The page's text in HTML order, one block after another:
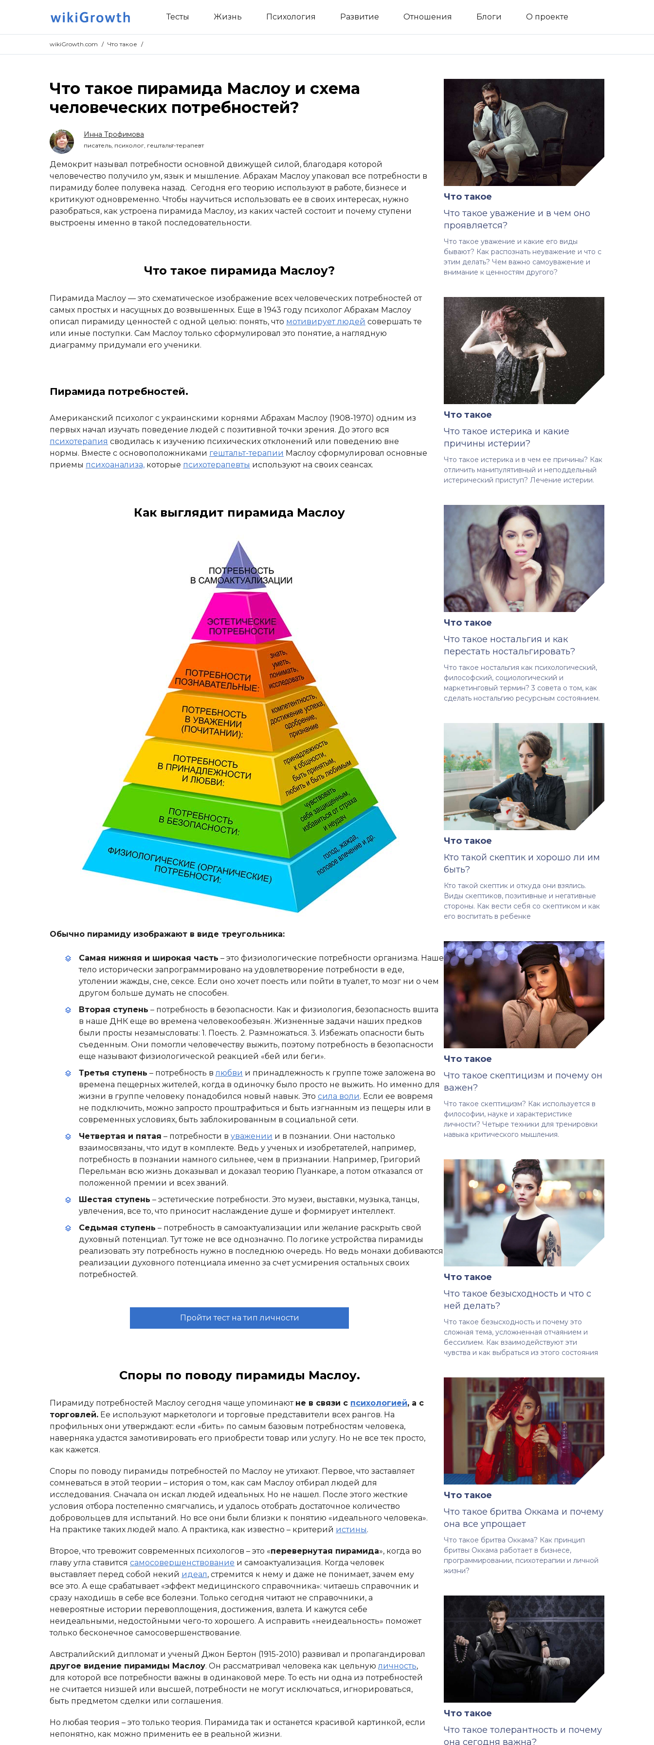
Тесты Жизнь Психология Развитие Отношения Блоги О проекте
wikiGrowth.com / Что такое /
Что такое пирамида Маслоу и схема
человеческих потребностей?
Инна Трофимова
писатель, психолог, гештальт-терапевт
Демокрит называл потребности основной движущей силой, благодаря которой
человечество получило ум, язык и мышление. Абрахам Маслоу упаковал все потребности в
пирамиду более полувека назад. Сегодня его теорию используют в работе, бизнесе и
критикуют одновременно. Чтобы научиться использовать ее в своих интересах, нужно
разобраться, как устроена пирамида Маслоу, из каких частей состоит и почему ступени
выстроены именно в такой последовательности.
Что такое пирамида Маслоу?
Пирамида Маслоу — это схематическое изображение всех человеческих потребностей от
самых простых и насущных до возвышенных. Еще в 1943 году психолог Абрахам Маслоу
описал пирамиду ценностей с одной целью: понять, что мотивирует людей совершать те
или иные поступки. Сам Маслоу только сформулировал это понятие, а наглядную
диаграмму придумали его ученики.
Пирамида потребностей.
Американский психолог с украинскими корнями Абрахам Маслоу (1908-1970) одним из
первых начал изучать поведение людей с позитивной точки зрения. До этого вся
психотерапия сводилась к изучению психических отклонений или поведению вне
нормы. Вместе с основоположниками гештальт-терапии Маслоу сформулировал основные
приемы психоанализа, которые психотерапевты используют на своих сеансах.
Как выглядит пирамида Маслоу
Обычно пирамиду изображают в виде треугольника:
Самая нижняя и широкая часть – это физиологические потребности организма. Наше
тело исторически запрограммировано на удовлетворение потребности в еде,
утолении жажды, сне, сексе. Если оно хочет поесть или пойти в туалет, то мозг ни о чем
другом больше думать не способен.
Вторая ступень – потребность в безопасности. Как и физиология, безопасность вшита
в наше ДНК еще во времена человекообезьян. Жизненные задачи наших предков
были просты незамысловаты: 1. Поесть. 2. Размножаться. 3. Избежать опасности быть
съеденным. Они помогли человечеству выжить, поэтому потребность в безопасности
еще называют физиологической реакцией «бей или беги».
Третья ступень – потребность влюбви и принадлежность к группе тоже заложена во
времена пещерных жителей, когда в одиночку было просто не выжить. Но именно для
жизни в группе человеку понадобился новый навык. Это сила воли. Если ее вовремя
не подключить, можно запросто проштрафиться и быть изгнанным из пещеры или в
современных условиях, быть заблокированным в социальной сети.
Четвертая и пятая – потребности в уважении и в познании. Они настолько
взаимосвязаны, что идут в комплекте. Ведь у ученых и изобретателей, например,
потребность в познании намного сильнее, чем в признании. Например, Григорий
Перельман всю жизнь доказывал и доказал теорию Пуанкаре, а потом отказался от
положенной премии и всех званий.
Шестая ступень – эстетические потребности. Это музеи, выставки, музыка, танцы,
увлечения, все то, что приносит наслаждение душе и формирует интеллект.
Седьмая ступень – потребность в самоактуализации или желание раскрыть свой
духовный потенциал. Тут тоже не все однозначно. По логике устройства пирамиды
реализовать эту потребность нужно в последнюю очередь. Но ведь монахи добиваются
реализации духовного потенциала именно за счет усмирения остальных своих
потребностей.
Пройти тест на тип личности
Споры по поводу пирамиды Маслоу.
Пирамиду потребностей Маслоу сегодня чаще упоминают не в связи с психологией, а с
торговлей. Ее используют маркетологи и торговые представители всех рангов. На
профильных они утверждают: если «бить» по самым базовым потребностям человека,
наверняка удастся замотивировать его приобрести товар или услугу. Но не все тек просто,
как кажется.
Споры по поводу пирамиды потребностей по Маслоу не утихают. Первое, что заставляет
сомневаться в этой теории – история о том, как сам Маслоу отбирал людей для
исследования. Сначала он искал людей идеальных. Но не нашел. После этого жесткие
условия отбора постепенно смягчались, и удалось отобрать достаточное количество
добровольцев для испытаний. Но все они были близки к понятию «идеального человека».
На практике таких людей мало. А практика, как известно – критерий истины.
Второе, что тревожит современных психологов – это «перевернутая пирамида», когда во
главу угла ставится самосовершенствование и самоактуализация. Когда человек
выставляет перед собой некий идеал, стремится к нему и даже не понимает, зачем ему
все это. А еще срабатывает «эффект медицинского справочника»: читаешь справочник и
сразу находишь в себе все болезни. Только сегодня читают не справочники, а
невероятные истории перевоплощения, достижения, взлета. И кажутся себе
неидеальными, недостойными чего-то хорошего. А исправить «неидеальность» поможет
только бесконечное самосовершенствование.
Австралийский дипломат и ученый Джон Бертон (1915-2010) развивал и пропагандировал
другое видение пирамиды Маслоу. Он рассматривал человека как цельнуюличность,
для которой все потребности важны в одинаковой мере. То есть ни одна из потребностей
не считается низшей или высшей, потребности не могут исключаться, игнорироваться,
быть предметом сделки или соглашения.
Но любая теория – это только теория. Пирамида так и останется красивой картинкой, если
непонятно, как можно применить ее в реальной жизни.
Что такое
Что такое уважение и в чем оно
проявляется?
Что такое уважение и какие его виды
бывают? Как распознать неуважение и что с
этим делать? Чем важно самоуважение и
внимание к ценностям другого?
Что такое
Что такое истерика и какие
причины истерии?
Что такое истерика и в чем ее причины? Как
отличить манипулятивный и неподдельный
истерический приступ? Лечение истерии.
Что такое
Что такое ностальгия и как
перестать ностальгировать?
Что такое ностальгия как психологический,
философский, социологический и
маркетинговый термин? 3 совета о том, как
сделать ностальгию ресурсным состоянием.
Что такое
Кто такой скептик и хорошо ли им
быть?
Кто такой скептик и откуда они взялись.
Виды скептиков, позитивные и негативные
стороны. Как вести себя со скептиком и как
его воспитать в ребенке
Что такое
Что такое скептицизм и почему он
важен?
Что такое скептицизм? Как используется в
философии, науке и характеристике
личности? Четыре техники для тренировки
навыка критического мышления.
Что такое
Что такое безысходность и что с
ней делать?
Что такое безысходность и почему это
сложная тема, усложненная отчаянием и
бессилием. Как взаимодействуют эти
чувства и как выбраться из этого состояния
Что такое
Что такое бритва Оккама и почему
она все упрощает
Что такое бритва Оккама? Как принцип
бритвы Оккама работает в бизнесе,
программировании, психотерапии и личной
жизни?
Что такое
Что такое толерантность и почему
она сегодня важна?